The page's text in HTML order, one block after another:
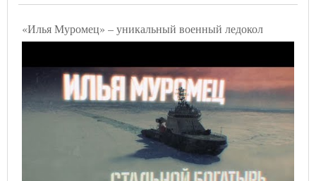
«Илья Муромец» – уникальный военный ледокол